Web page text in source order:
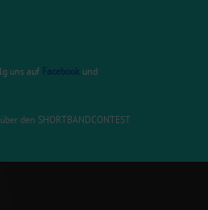
uns auf Facebook und
den SHORTBANDCONTEST